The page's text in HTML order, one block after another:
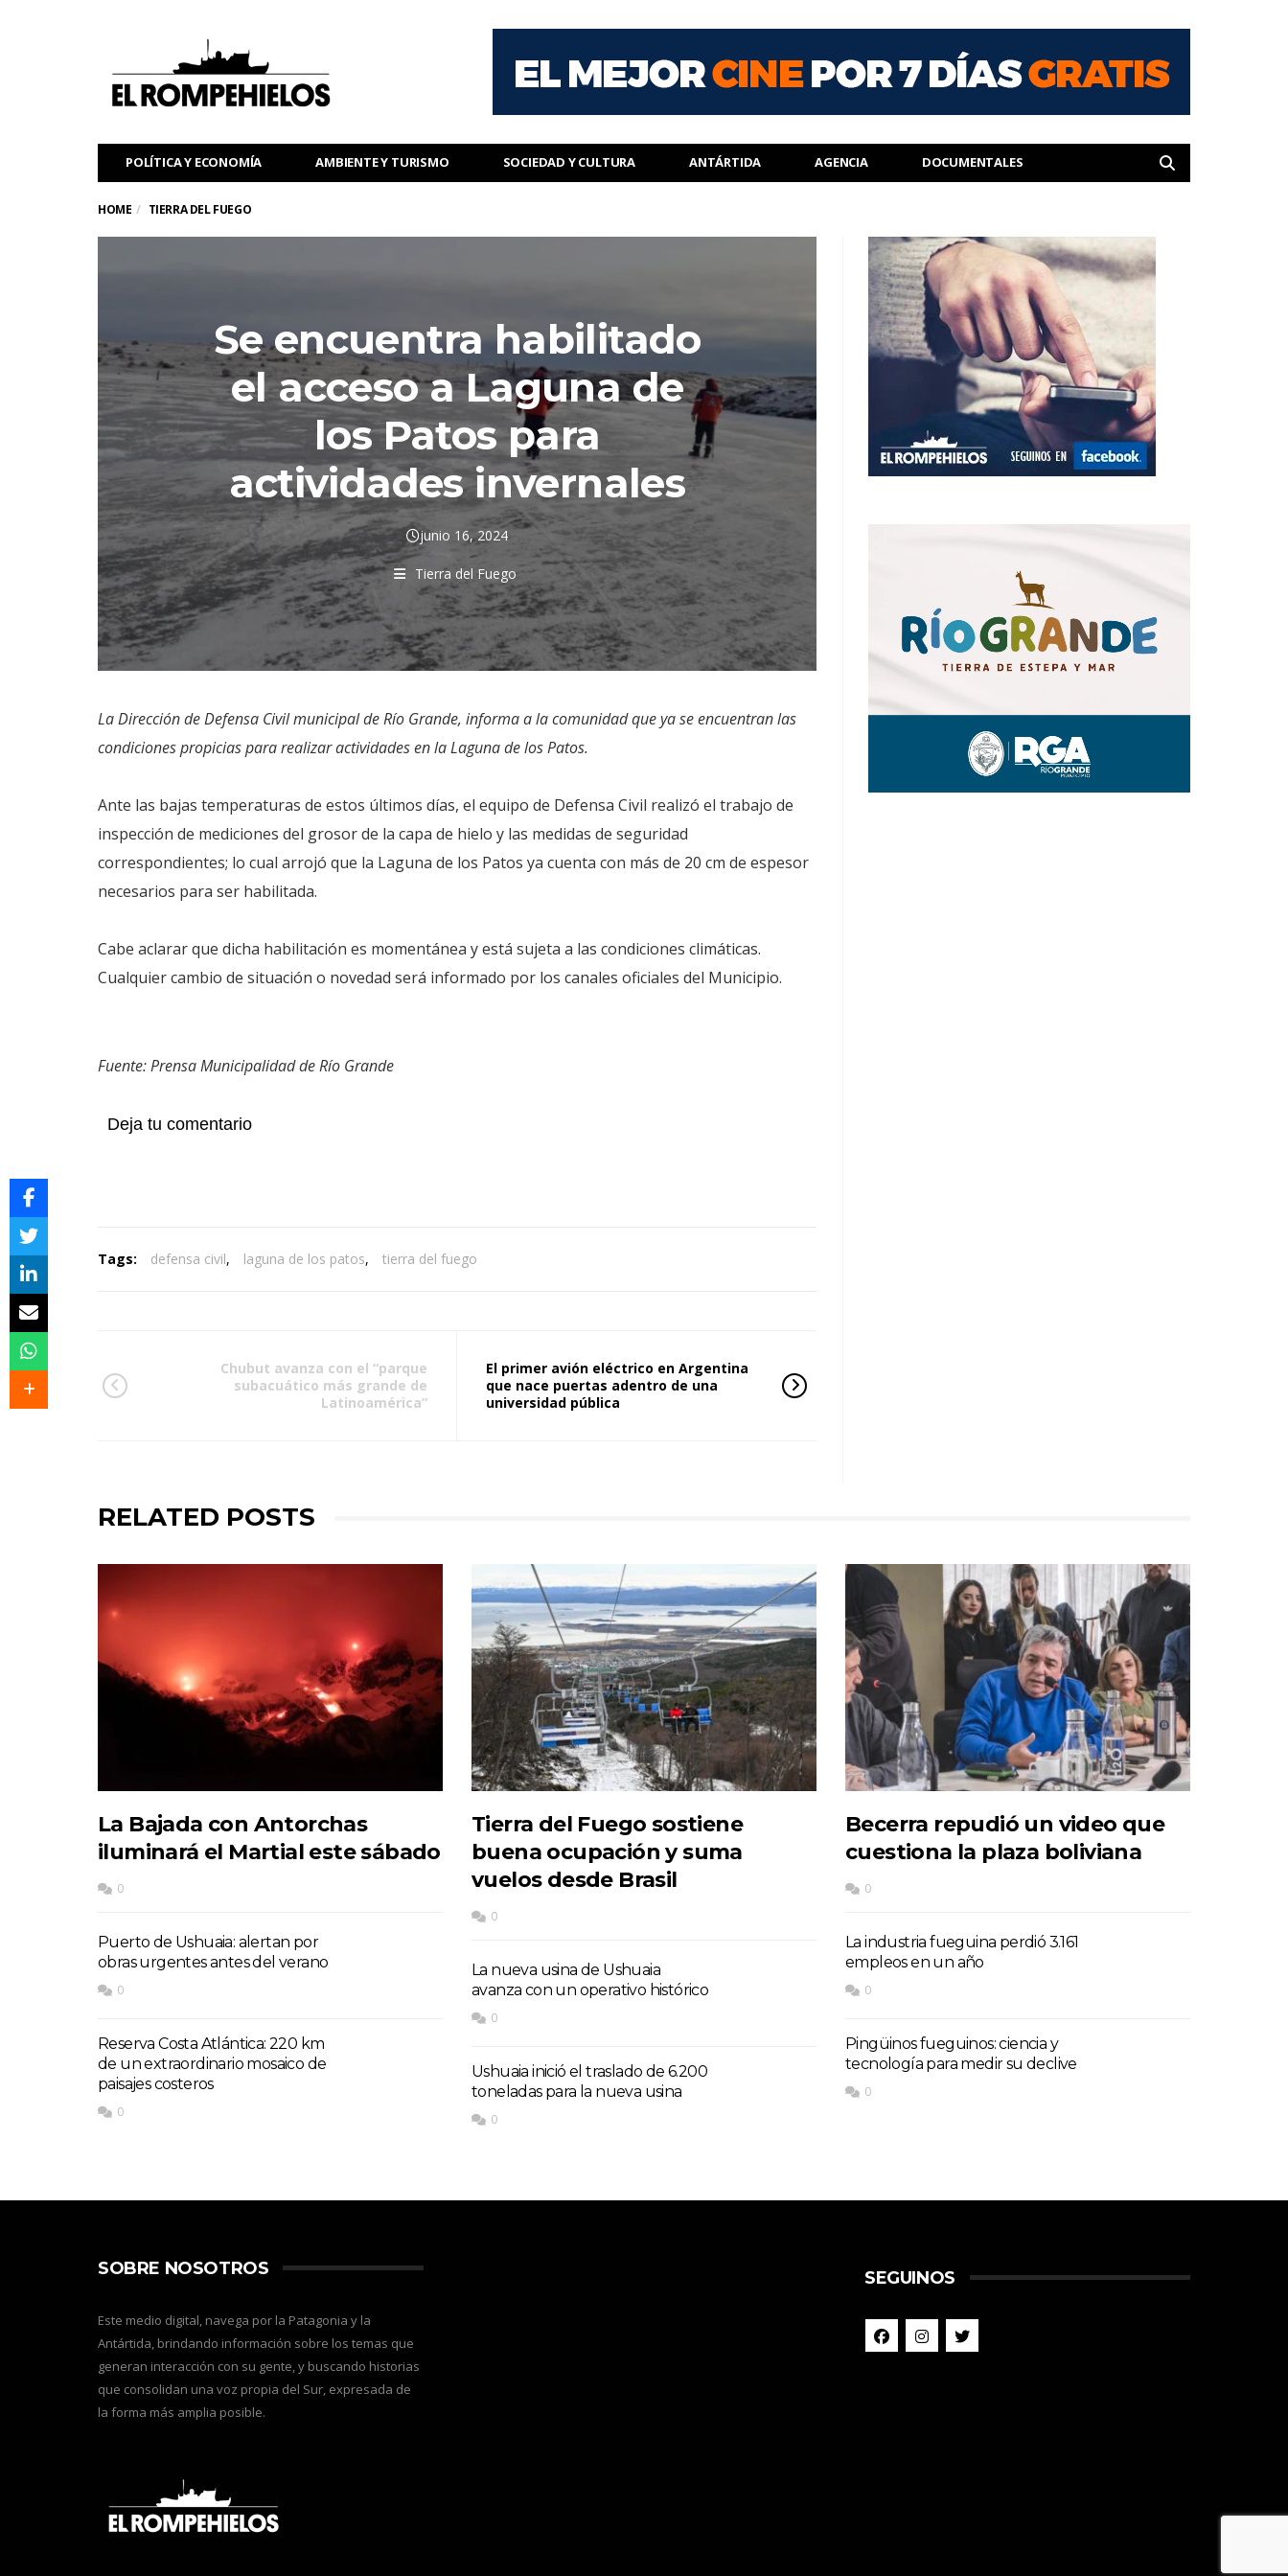
POLÍTICA Y ECONOMÍA AMBIENTE Y TURISMO SOCIEDAD Y CULTURA ANTÁRTIDA AGENCIA DOCUMENTALES
HOME TIERRA DEL FUEGO
Se encuentra habilitado
el acceso a Laguna de
los Patos para
actividades invernales
junio 16, 2024
Tierra del Fuego
La Dirección de Defensa Civil municipal de Río Grande, informa a la comunidad que ya se encuentran las
condiciones propicias para realizar actividades en la Laguna de los Patos.
Ante las bajas temperaturas de estos últimos días, el equipo de Defensa Civil realizó el trabajo de
inspección de mediciones del grosor de la capa de hielo y las medidas de seguridad
correspondientes; lo cual arrojó que la Laguna de los Patos ya cuenta con más de 20 cm de espesor
necesarios para ser habilitada.
Cabe aclarar que dicha habilitación es momentánea y está sujeta a las condiciones climáticas.
Cualquier cambio de situación o novedad será informado por los canales oficiales del Municipio.
Fuente: Prensa Municipalidad de Río Grande
Deja tu comentario
Tags: defensa civil, laguna de los patos, tierra del fuego
Chubut avanza con el “parque
subacuático más grande de
Latinoamérica”
El primer avión eléctrico en Argentina
que nace puertas adentro de una
universidad pública
RELATED POSTS
La Bajada con Antorchas
iluminará el Martial este sábado
0
Puerto de Ushuaia: alertan por
obras urgentes antes del verano
0
Reserva Costa Atlántica: 220 km
de un extraordinario mosaico de
paisajes costeros
0
Tierra del Fuego sostiene
buena ocupación y suma
vuelos desde Brasil
0
La nueva usina de Ushuaia
avanza con un operativo histórico
0
Ushuaia inició el traslado de 6.200
toneladas para la nueva usina
0
Becerra repudió un video que
cuestiona la plaza boliviana
0
La industria fueguina perdió 3.161
empleos en un año
0
Pingüinos fueguinos: ciencia y
tecnología para medir su declive
0
SOBRE NOSOTROS
Este medio digital, navega por la Patagonia y la
Antártida, brindando información sobre los temas que
generan interacción con su gente, y buscando historias
que consolidan una voz propia del Sur, expresada de
la forma más amplia posible.
SEGUINOS